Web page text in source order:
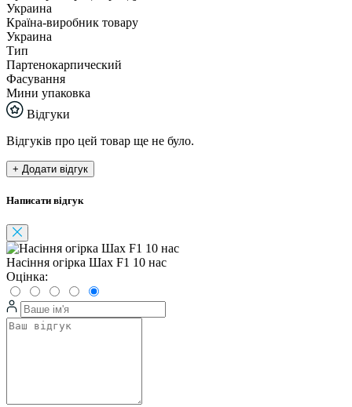
Украина
Країна-виробник товару
Украина
Тип
Партенокарпический
Фасування
Мини упаковка
Відгуки
Відгуків про цей товар ще не було.
+ Додати відгук
Написати відгук
Насіння огірка Шах F1 10 нас
Оцінка: